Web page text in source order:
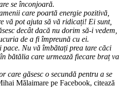
se înconjoară.
care poartă energie pozitivă,
vă pot ajuta să vă ridicați! Ei sunt,
decât dacă nu dorim să-i vedem,
de a fi împreună cu ei.
pace. Nu vă îmbătați prea tare căci
bătălia care urmează fiecare braț va
care găsesc o secundă pentru a se
Mălaimare pe Facebook, citează